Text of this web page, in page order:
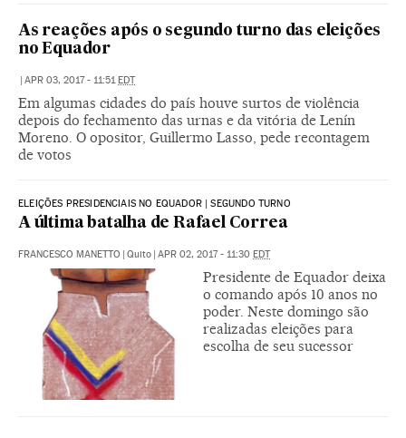
As reações após o segundo turno das eleições
no Equador
| APR 03, 2017 - 11:51EDT
Em algumas cidades do país houve surtos de violência
depois do fechamento das urnas e da vitória de Lenín
Moreno. O opositor, Guillermo Lasso, pede recontagem
de votos
ELEIÇÕES PRESIDENCIAIS NO EQUADOR | SEGUNDO TURNO
A última batalha de Rafael Correa
FRANCESCO MANETTO | Quito | APR 02, 2017 - 11:30 EDT
Presidente de Equador deixa
o comando após 10 anos no
poder. Neste domingo são
realizadas eleições para
escolha de seu sucessor